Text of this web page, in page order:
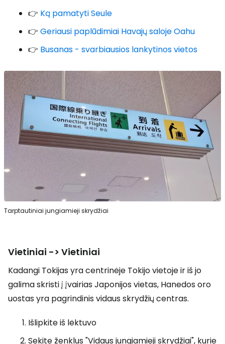
👉 Ką pamatyti Seule
👉 Geriausi paplūdimiai Havajų saloje Oahu
👉 Busanas - svarbiausios lankytinos vietos
Tarptautiniai jungiamieji skrydžiai
Vietiniai -> Vietiniai
Kadangi Tokijas yra centrinėje Tokijo vietoje ir iš jo
galima skristi į įvairias Japonijos vietas, Hanedos oro
uostas yra pagrindinis vidaus skrydžių centras.
Išlipkite iš lėktuvo
Sekite ženklus "Vidaus jungiamieji skrydžiai", kurie